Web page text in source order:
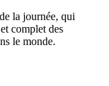
la journée, qui
complet des
le monde.